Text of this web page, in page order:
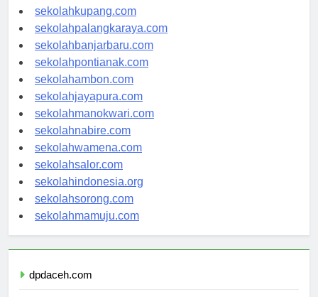
sekolahmanado.com
sekolahkupang.com
sekolahpalangkaraya.com
sekolahbanjarbaru.com
sekolahpontianak.com
sekolahambon.com
sekolahjayapura.com
sekolahmanokwari.com
sekolahnabire.com
sekolahwamena.com
sekolahsalor.com
sekolahindonesia.org
sekolahsorong.com